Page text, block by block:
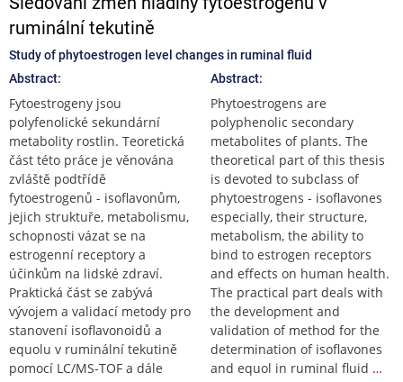
ruminální tekutině
Study of phytoestrogen level changes in ruminal fluid
Abstract:
Fytoestrogeny jsou
polyfenolické sekundární
metabolity rostlin. Teoretická
část této práce je věnována
zvláště podtřídě
fytoestrogenů - isoflavonům,
jejich struktuře, metabolismu,
schopnosti vázat se na
estrogenní receptory a
účinkům na lidské zdraví.
Praktická část se zabývá
vývojem a validací metody pro
stanovení isoflavonoidů a
equolu v ruminální tekutině
pomocí LC/MS-TOF a dále
Abstract:
Phytoestrogens are
polyphenolic secondary
metabolites of plants. The
theoretical part of this thesis
is devoted to subclass of
phytoestrogens - isoflavones
especially, their structure,
metabolism, the ability to
bind to estrogen receptors
and effects on human health.
The practical part deals with
the development and
validation of method for the
determination of isoflavones
and equol in ruminal fluid …